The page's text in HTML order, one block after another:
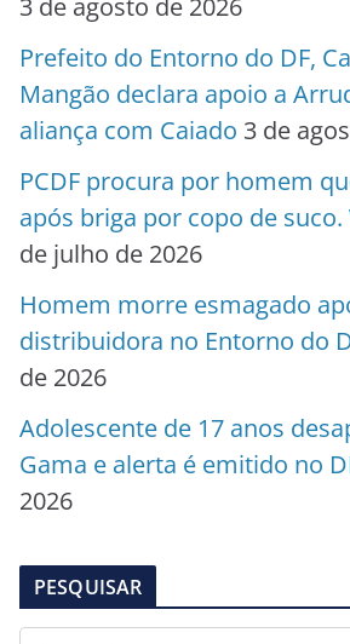
3 de agosto de 2026
Prefeito do Entorno do DF,
Mangão declara apoio a
aliança com Caiado 3 de
PCDF procura por homem
após briga por copo de suco.
de julho de 2026
Homem morre esmagado
distribuidora no Entorno do
de 2026
Adolescente de 17 anos
Gama e alerta é emitido no
2026
PESQUISAR